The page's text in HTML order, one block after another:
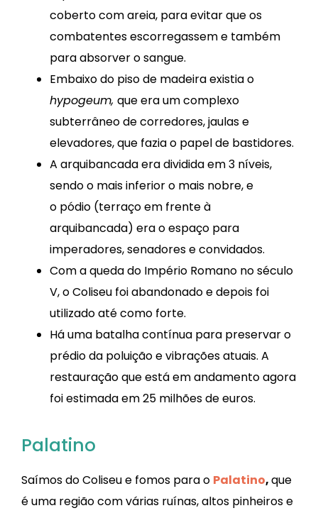
coberto com areia, para evitar que os
combatentes escorregassem e também
para absorver o sangue.
Embaixo do piso de madeira existia o
hypogeum, que era um complexo
subterrâneo de corredores, jaulas e
elevadores, que fazia o papel de bastidores.
A arquibancada era dividida em 3 níveis,
sendo o mais inferior o mais nobre, e
o pódio (terraço em frente à
arquibancada) era o espaço para
imperadores, senadores e convidados.
Com a queda do Império Romano no século
V, o Coliseu foi abandonado e depois foi
utilizado até como forte.
Há uma batalha contínua para preservar o
prédio da poluição e vibrações atuais. A
restauração que está em andamento agora
foi estimada em 25 milhões de euros.
Palatino
Saímos do Coliseu e fomos para o Palatino,que
é uma região com várias ruínas, altos pinheiros e